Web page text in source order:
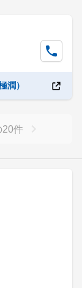
潤）
20件